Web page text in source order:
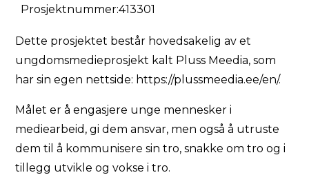
Prosjektnummer:413301
Dette prosjektet består hovedsakelig av et
ungdomsmedieprosjekt kalt Pluss Meedia, som
har sin egen nettside: https://plussmeedia.ee/en/.
Målet er å engasjere unge mennesker i
mediearbeid, gi dem ansvar, men også å utruste
dem til å kommunisere sin tro, snakke om tro og i
tillegg utvikle og vokse i tro.